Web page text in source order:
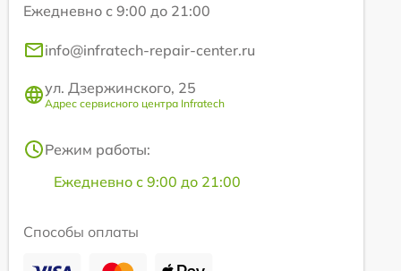
Ежедневно с 9:00 до 21:00
info@infratech-repair-center.ru
ул. Дзержинского, 25
Адрес сервисного центра Infratech
Режим работы:
Ежедневно с 9:00 до 21:00
Способы оплаты